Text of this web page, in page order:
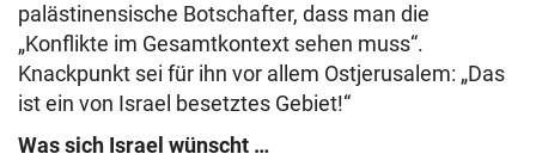
palästinensische Botschafter, dass man die
„Konflikte im Gesamtkontext sehen muss“.
Knackpunkt sei für ihn vor allem Ostjerusalem: „Das
ist ein von Israel besetztes Gebiet!“
Was sich Israel wünscht …